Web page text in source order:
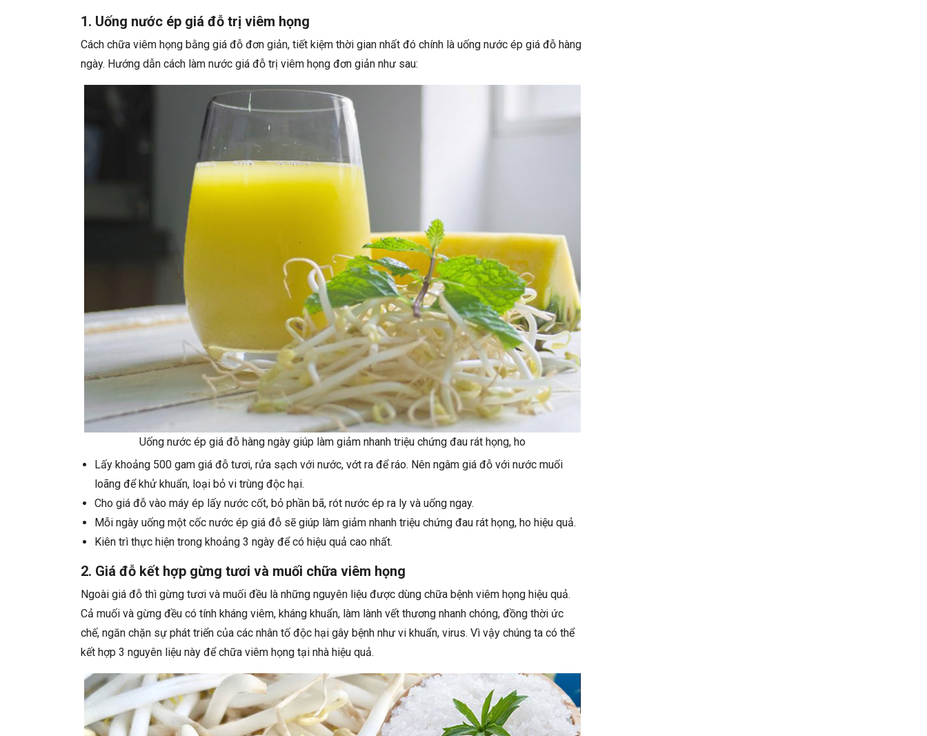
1. Uống nước ép giá đỗ trị viêm họng
Cách chữa viêm họng bằng giá đỗ đơn giản, tiết kiệm thời gian nhất đó chính là uống nước ép giá đỗ hàng
ngày. Hướng dẫn cách làm nước giá đỗ trị viêm họng đơn giản như sau:
Uống nước ép giá đỗ hàng ngày giúp làm giảm nhanh triệu chứng đau rát họng, ho
Lấy khoảng 500 gam giá đỗ tươi, rửa sạch với nước, vớt ra để ráo. Nên ngâm giá đỗ với nước muối
loãng để khử khuẩn, loại bỏ vi trùng độc hại.
Cho giá đỗ vào máy ép lấy nước cốt, bỏ phần bã, rót nước ép ra ly và uống ngay.
Mỗi ngày uống một cốc nước ép giá đỗ sẽ giúp làm giảm nhanh triệu chứng đau rát họng, ho hiệu quả.
Kiên trì thực hiện trong khoảng 3 ngày để có hiệu quả cao nhất.
2. Giá đỗ kết hợp gừng tươi và muối chữa viêm họng
Ngoài giá đỗ thì gừng tươi và muối đều là những nguyên liệu được dùng chữa bệnh viêm họng hiệu quả.
Cả muối và gừng đều có tính kháng viêm, kháng khuẩn, làm lành vết thương nhanh chóng, đồng thời ức
chế, ngăn chặn sự phát triển của các nhân tố độc hại gây bệnh như vi khuẩn, virus. Vì vậy chúng ta có thể
kết hợp 3 nguyên liệu này để chữa viêm họng tại nhà hiệu quả.